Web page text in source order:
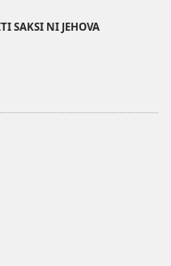
SAKSI NI JEHOVA